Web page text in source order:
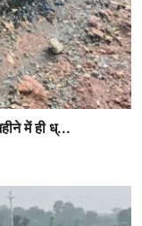
में ही ध्...